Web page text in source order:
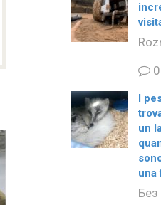
0
I
un
una
Без